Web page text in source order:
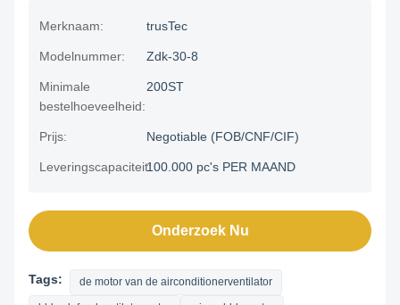
Merknaam: trusTec
Modelnummer: Zdk-30-8
Minimale
bestelhoeveelheid:
200ST
Prijs: Negotiable (FOB/CNF/CIF)
Leveringscapaciteit:100.000 pc's PER MAAND
Onderzoek Nu
Tags: de motor van de airconditionerventilator